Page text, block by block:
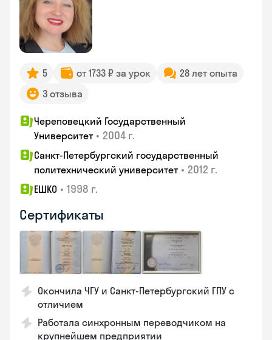
5 от 1733 ₽ за урок
28 лет опыта
3 отзыва
Череповецкий Государственный
Университет • 2004 г.
Санкт-Петербургский государственный
политехнический университет • 2012 г.
ЕШКО • 1998 г.
Сертификаты
Окончила ЧГУ и Санкт-Петербургский ГПУ с
отличием
Работала синхронным переводчиком на
крупнейшем предприятии